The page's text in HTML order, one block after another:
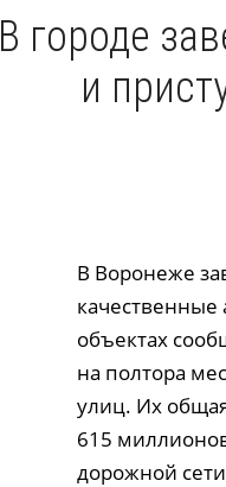
В городе
и
В Воронеже
объектах
на полтора
улиц. Их
615
дорожной